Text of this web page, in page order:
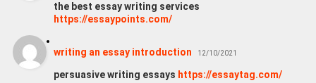
the best essay writing services
https://essaypoints.com/
writing an essay introduction 12/10/2021
persuasive writing essays https://essaytag.com/